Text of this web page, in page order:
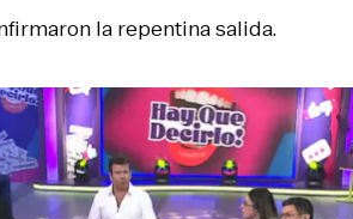
la repentina salida.